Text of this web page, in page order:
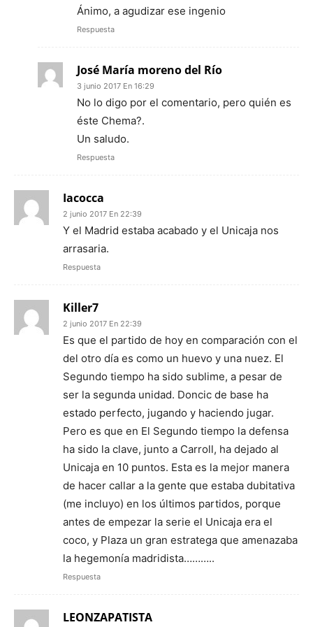
Ánimo, a agudizar ese ingenio
Respuesta
José María moreno del Río
3 junio 2017 En 16:29
No lo digo por el comentario, pero quién es
éste Chema?.
Un saludo.
Respuesta
Iacocca
2 junio 2017 En 22:39
Y el Madrid estaba acabado y el Unicaja nos
arrasaria.
Respuesta
Killer7
2 junio 2017 En 22:39
Es que el partido de hoy en comparación con el
del otro día es como un huevo y una nuez. El
Segundo tiempo ha sido sublime, a pesar de
ser la segunda unidad. Doncic de base ha
estado perfecto, jugando y haciendo jugar.
Pero es que en El Segundo tiempo la defensa
ha sido la clave, junto a Carroll, ha dejado al
Unicaja en 10 puntos. Esta es la mejor manera
de hacer callar a la gente que estaba dubitativa
(me incluyo) en los últimos partidos, porque
antes de empezar la serie el Unicaja era el
coco, y Plaza un gran estratega que amenazaba
la hegemonía madridista………..
Respuesta
LEONZAPATISTA